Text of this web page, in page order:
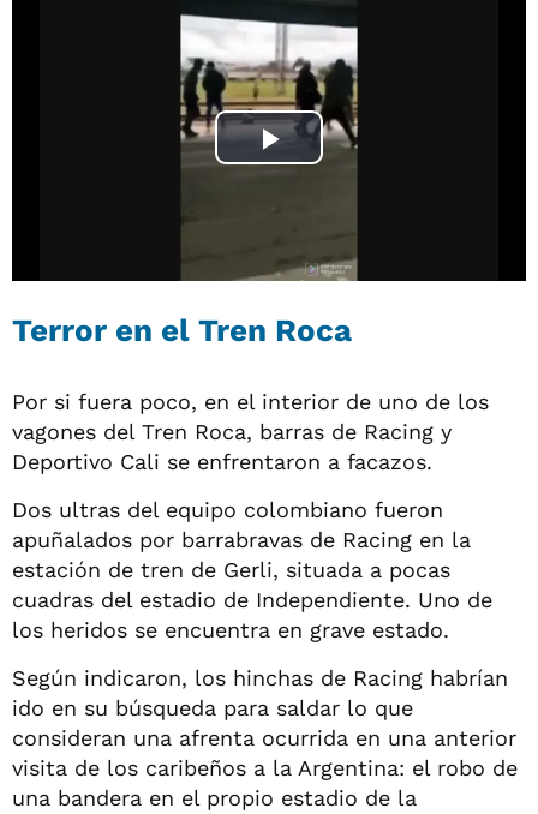
Terror en el Tren Roca
Por si fuera poco, en el interior de uno de los
vagones del Tren Roca, barras de Racing y
Deportivo Cali se enfrentaron a facazos.
Dos ultras del equipo colombiano fueron
apuñalados por barrabravas de Racing en la
estación de tren de Gerli, situada a pocas
cuadras del estadio de Independiente. Uno de
los heridos se encuentra en grave estado.
Según indicaron, los hinchas de Racing habrían
ido en su búsqueda para saldar lo que
consideran una afrenta ocurrida en una anterior
visita de los caribeños a la Argentina: el robo de
una bandera en el propio estadio de la